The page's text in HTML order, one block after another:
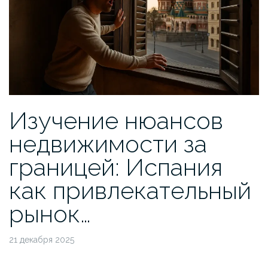
Изучение нюансов
недвижимости за
границей: Испания
как привлекательный
рынок…
21 декабря 2025